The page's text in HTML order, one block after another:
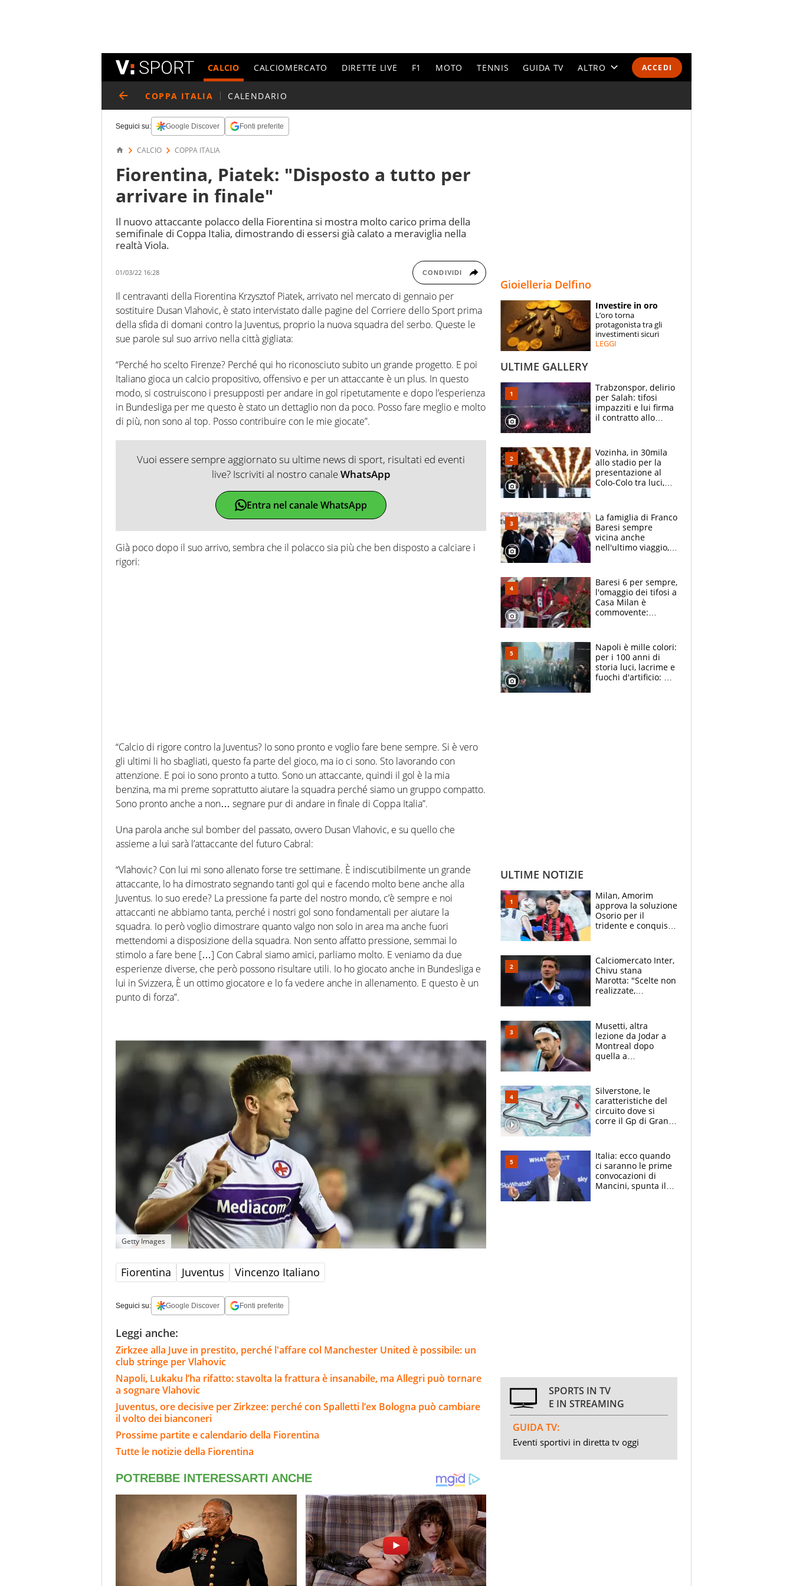
ACCEDI
CALCIO CALCIOMERCATO DIRETTE LIVE F1 MOTO TENNIS GUIDA TV ALTRO
ESPERTI
CONTATTI
COPPA ITALIA CALENDARIO
Seguici su: Google Discover Fonti preferite
CALCIO COPPA ITALIA
Fiorentina, Piatek: "Disposto a tutto per
arrivare in finale"
Il nuovo attaccante polacco della Fiorentina si mostra molto carico prima della
semifinale di Coppa Italia, dimostrando di essersi già calato a meraviglia nella
realtà Viola.
01/03/22 16:28 CONDIVIDI
Il centravanti della Fiorentina Krzysztof Piatek, arrivato nel mercato di gennaio per
sostituire Dusan Vlahovic, è stato intervistato dalle pagine del Corriere dello Sport prima
della sfida di domani contro la Juventus, proprio la nuova squadra del serbo. Queste le
sue parole sul suo arrivo nella città gigliata:
“Perché ho scelto Firenze? Perché qui ho riconosciuto subito un grande progetto. E poi
Italiano gioca un calcio propositivo, offensivo e per un attaccante è un plus. In questo
modo, si costruiscono i presupposti per andare in gol ripetutamente e dopo l’esperienza
in Bundesliga per me questo è stato un dettaglio non da poco. Posso fare meglio e molto
di più, non sono al top. Posso contribuire con le mie giocate”.
Vuoi essere sempre aggiornato su ultime news di sport, risultati ed eventi
live? Iscriviti al nostro canaleWhatsApp
Entra nel canale WhatsApp
Già poco dopo il suo arrivo, sembra che il polacco sia più che ben disposto a calciare i
rigori:
“Calcio di rigore contro la Juventus? Io sono pronto e voglio fare bene sempre. Si è vero
gli ultimi li ho sbagliati, questo fa parte del gioco, ma io ci sono. Sto lavorando con
attenzione. E poi io sono pronto a tutto. Sono un attaccante, quindi il gol è la mia
benzina, ma mi preme soprattutto aiutare la squadra perché siamo un gruppo compatto.
Sono pronto anche a non… segnare pur di andare in finale di Coppa Italia”.
Una parola anche sul bomber del passato, ovvero Dusan Vlahovic, e su quello che
assieme a lui sarà l’attaccante del futuro Cabral:
“Vlahovic? Con lui mi sono allenato forse tre settimane. È indiscutibilmente un grande
attaccante, lo ha dimostrato segnando tanti gol qui e facendo molto bene anche alla
Juventus. Io suo erede? La pressione fa parte del nostro mondo, c’è sempre e noi
attaccanti ne abbiamo tanta, perché i nostri gol sono fondamentali per aiutare la
squadra. Io però voglio dimostrare quanto valgo non solo in area ma anche fuori
mettendomi a disposizione della squadra. Non sento affatto pressione, semmai lo
stimolo a fare bene […] Con Cabral siamo amici, parliamo molto. E veniamo da due
esperienze diverse, che però possono risultare utili. Io ho giocato anche in Bundesliga e
lui in Svizzera, È un ottimo giocatore e lo fa vedere anche in allenamento. E questo è un
punto di forza”.
Getty Images
Fiorentina Juventus Vincenzo Italiano
Seguici su: Google Discover Fonti preferite
Leggi anche:
Zirkzee alla Juve in prestito, perché l'affare col Manchester United è possibile: un
club stringe per Vlahovic
Napoli, Lukaku l’ha rifatto: stavolta la frattura è insanabile, ma Allegri può tornare
a sognare Vlahovic
Juventus, ore decisive per Zirkzee: perché con Spalletti l’ex Bologna può cambiare
il volto dei bianconeri
Prossime partite e calendario della Fiorentina
Tutte le notizie della Fiorentina
Gioielleria Delfino
Investire in oro
L’oro torna
protagonista tra gli
investimenti sicuri
LEGGI
ULTIME GALLERY
Trabzonspor, delirio
per Salah: tifosi
impazziti e lui firma
il contratto allo
Vozinha, in 30mila
allo stadio per la
presentazione al
Colo-Colo tra luci,
La famiglia di Franco
Baresi sempre
vicina anche
nell'ultimo viaggio,
circondati
dall'affetto dei tifosi
Baresi 6 per sempre,
l'omaggio dei tifosi a
Casa Milan è
commovente:
bigliettini
Napoli è mille colori:
per i 100 anni di
storia luci, lacrime e
fuochi d'artificio: De
ULTIME NOTIZIE
Milan, Amorim
approva la soluzione
Osorio per il
tridente e conquista
Allegri
Calciomercato Inter,
Chivu stana
Marotta: "Scelte non
realizzate,
squadra"
Musetti, altra
lezione da Jodar a
Montreal dopo
quella a
tutto"
Silverstone, le
caratteristiche del
circuito dove si
corre il Gp di Gran
Italia: ecco quando
ci saranno le prime
convocazioni di
Mancini, spunta il
SPORTS IN TV
E IN STREAMING
GUIDA TV:
Eventi sportivi in diretta tv oggi